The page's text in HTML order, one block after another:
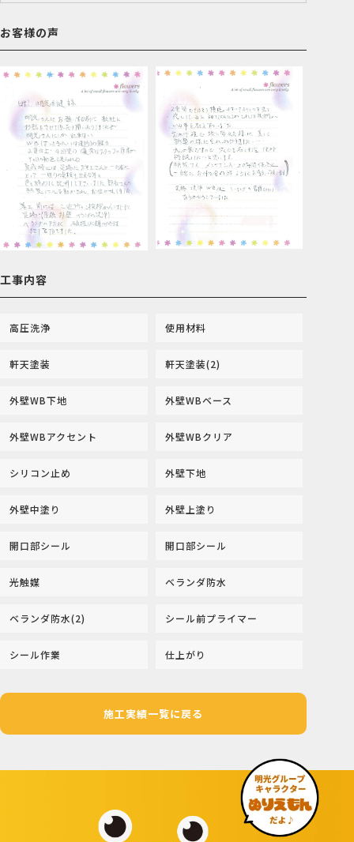
お客様の声
工事内容
高圧洗浄 使用材料
軒天塗装 軒天塗装(2)
外壁WB下地 外壁WBベース
外壁WBアクセント 外壁WBクリア
シリコン止め 外壁下地
外壁中塗り 外壁上塗り
開口部シール 開口部シール
光触媒 ベランダ防水
ベランダ防水(2) シール前プライマー
シール作業 仕上がり
施工実績一覧に戻る